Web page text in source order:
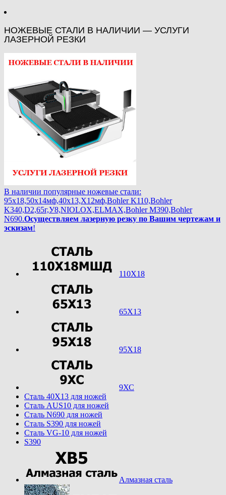
НОЖЕВЫЕ СТАЛИ В НАЛИЧИИ — УСЛУГИ
ЛАЗЕРНОЙ РЕЗКИ
В наличии популярные ножевые стали:
95х18,50х14мф,40х13,Х12мф,Bohler K110,Bohler
K340,D2,65г,У8,NIOLOX,ELMAX,Bohler М390,Bohler
N690.Осуществляем лазерную резку по Вашим чертежам и
эскизам!
110Х18
65Х13
95Х18
9ХС
Cталь 40Х13 для ножей
Cталь AUS10 для ножей
Cталь N690 для ножей
Cталь S390 для ножей
Cталь VG-10 для ножей
S390
Алмазная сталь